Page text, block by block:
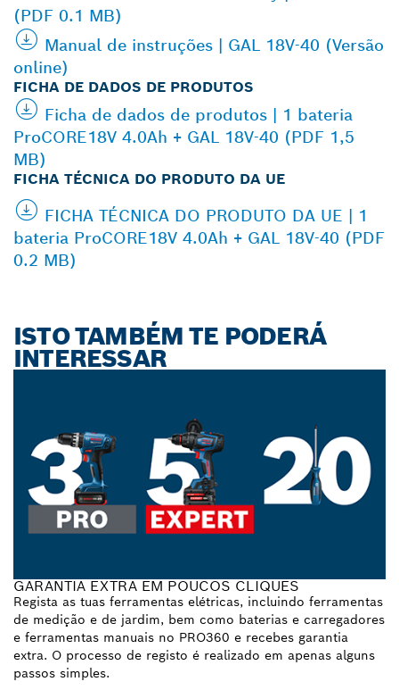
(PDF 0.1 MB)
Manual de instruções | GAL 18V-40 (Versão
online)
FICHA DE DADOS DE PRODUTOS
Ficha de dados de produtos | 1 bateria
ProCORE18V 4.0Ah + GAL 18V-40 (PDF 1,5
MB)
FICHA TÉCNICA DO PRODUTO DA UE
FICHA TÉCNICA DO PRODUTO DA UE | 1
bateria ProCORE18V 4.0Ah + GAL 18V-40 (PDF
0.2 MB)
ISTO TAMBÉM TE PODERÁ
INTERESSAR
GARANTIA EXTRA EM POUCOS CLIQUES
Regista as tuas ferramentas elétricas, incluindo ferramentas
de medição e de jardim, bem como baterias e carregadores
e ferramentas manuais no PRO360 e recebes garantia
extra. O processo de registo é realizado em apenas alguns
passos simples.